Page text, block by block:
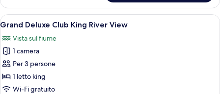
Deluxe
Club
Twin
View
Apri
tutte
le
foto
per
Grand
Deluxe
Una camera d'albergo con un letto,
6
Grand Deluxe Club King River View
Vista sul fiume
1 camera
Per 3 persone
1 letto king
Wi-Fi gratuito